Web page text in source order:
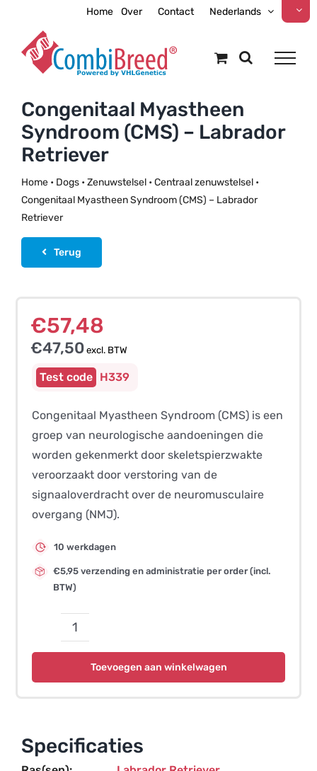
inhoud
Home Over Contact Nederlands
Congenitaal Myastheen
Syndroom (CMS) – Labrador
Retriever
Home• Dogs• Zenuwstelsel• Centraal zenuwstelsel•
Congenitaal Myastheen Syndroom (CMS) – Labrador
Retriever
Terug
€57,48
€47,50excl. BTW
H339
Congenitaal Myastheen Syndroom (CMS) is een
groep van neurologische aandoeningen die
worden gekenmerkt door skeletspierzwakte
veroorzaakt door verstoring van de
signaaloverdracht over de neuromusculaire
overgang (NMJ).
10 werkdagen
€5,95 verzending en administratie per order (incl.
BTW)
Congenitaal
Myastheen
Syndroom
Labrador
Retriever
Toevoegen aan winkelwagen
Specificaties